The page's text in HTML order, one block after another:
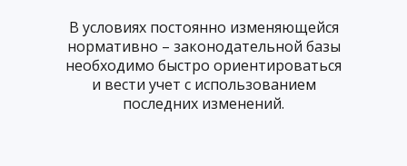
В условиях постоянно изменяющейся
нормативно – законодательной базы
необходимо быстро ориентироваться
и вести учет с использованием
последних изменений.